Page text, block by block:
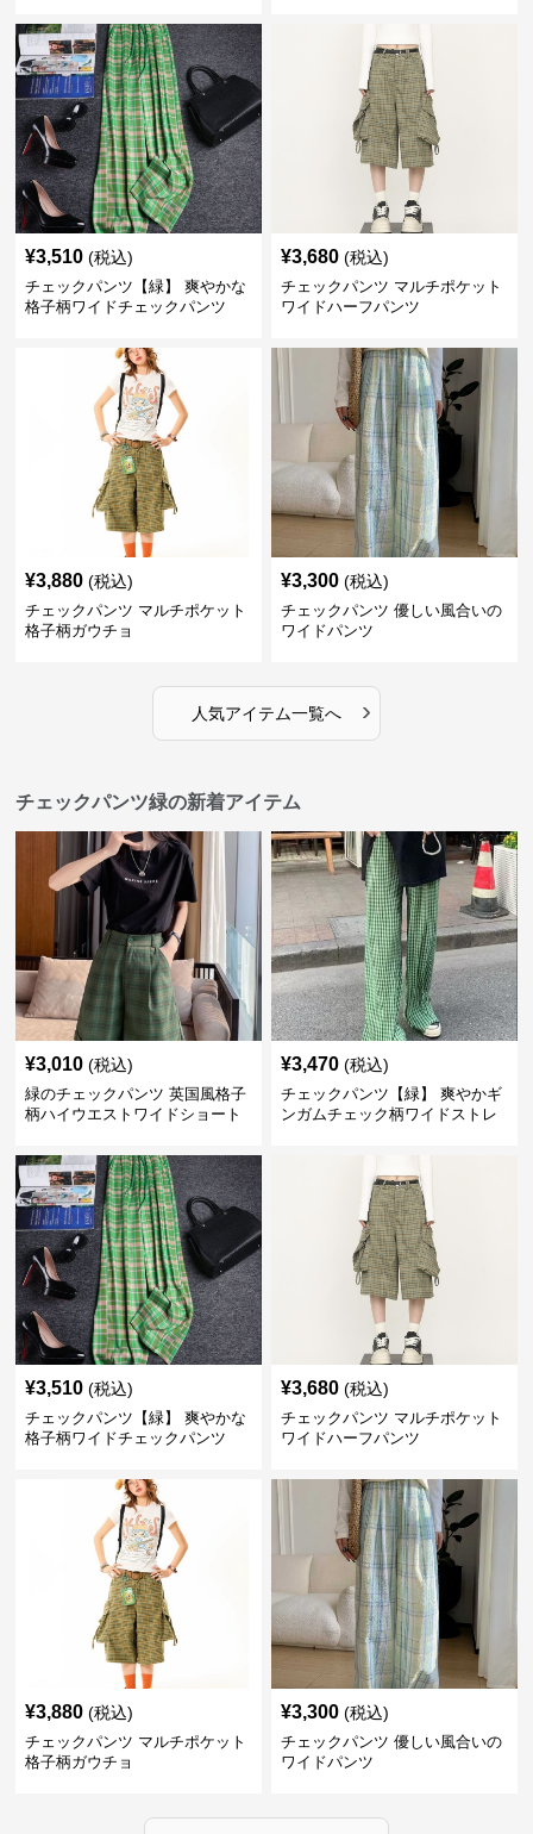
¥3,510 (税込)
チェックパンツ【緑】 爽やかな
格子柄ワイドチェックパンツ
¥3,680 (税込)
チェックパンツ マルチポケット
ワイドハーフパンツ
¥3,880 (税込)
チェックパンツ マルチポケット
格子柄ガウチョ
¥3,300 (税込)
チェックパンツ 優しい風合いの
ワイドパンツ
人気アイテム一覧へ ›
チェックパンツ緑の新着アイテム
¥3,010 (税込)
緑のチェックパンツ 英国風格子
柄ハイウエストワイドショート
¥3,470 (税込)
チェックパンツ【緑】 爽やかギ
ンガムチェック柄ワイドストレ
¥3,510 (税込)
チェックパンツ【緑】 爽やかな
格子柄ワイドチェックパンツ
¥3,680 (税込)
チェックパンツ マルチポケット
ワイドハーフパンツ
¥3,880 (税込)
チェックパンツ マルチポケット
格子柄ガウチョ
¥3,300 (税込)
チェックパンツ 優しい風合いの
ワイドパンツ